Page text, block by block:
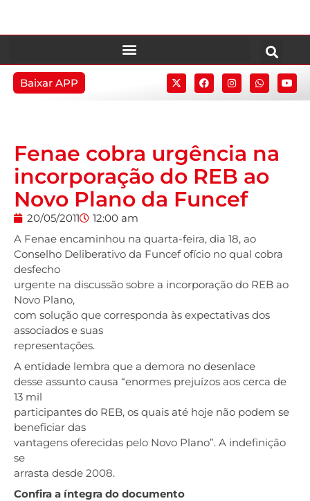
Baixar APP
Fenae cobra urgência na
incorporação do REB ao
Novo Plano da Funcef
20/05/2011
12:00 am
A Fenae encaminhou na quarta-feira, dia 18, ao
Conselho Deliberativo da Funcef ofício no qual cobra
desfecho
urgente na discussão sobre a incorporação do REB ao
Novo Plano,
com solução que corresponda às expectativas dos
associados e suas
representações.
A entidade lembra que a demora no desenlace
desse assunto causa “enormes prejuízos aos cerca de
13 mil
participantes do REB, os quais até hoje não podem se
beneficiar das
vantagens oferecidas pelo Novo Plano”. A indefinição
se
arrasta desde 2008.
Confira a íntegra do documento